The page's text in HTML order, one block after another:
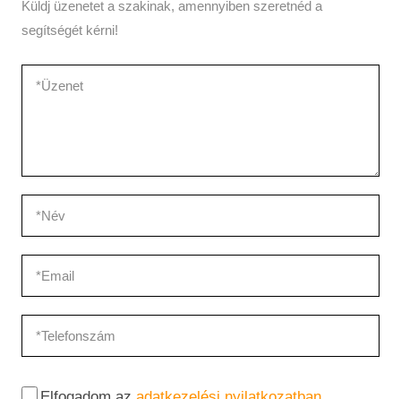
Küldj üzenetet a szakinak, amennyiben szeretnéd a
segítségét kérni!